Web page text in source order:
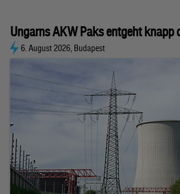
Ungarns AKW Paks entgeht knapp
6. August 2026, Budapest